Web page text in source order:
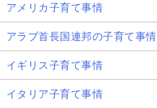
アメリカ子育て事情
アラブ首長国連邦の子育て事情
イギリス子育て事情
イタリア子育て事情